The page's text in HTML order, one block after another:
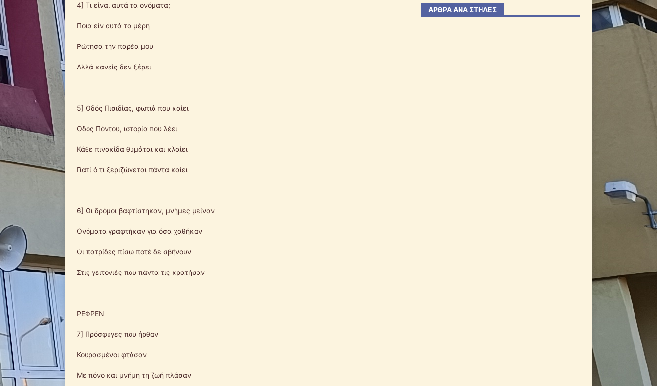
4] Τι είναι αυτά τα ονόματα;
Ποια είν αυτά τα μέρη
Ρώτησα την παρέα μου
Αλλά κανείς δεν ξέρει
5] Οδός Πισιδίας, φωτιά που καίει
Οδός Πόντου, ιστορία που λέει
Κάθε πινακίδα θυμάται και κλαίει
Γιατί ό τι ξεριζώνεται πάντα καίει
6] Οι δρόμοι βαφτίστηκαν, μνήμες μείναν
Ονόματα γραφτήκαν για όσα χαθήκαν
Οι πατρίδες πίσω ποτέ δε σβήνουν
Στις γειτονιές που πάντα τις κρατήσαν
ΡΕΦΡΕΝ
7] Πρόσφυγες που ήρθαν
Κουρασμένοι φτάσαν
Με πόνο και μνήμη τη ζωή πλάσαν
ΆΡΘΡΑ ΑΝΆ ΣΤΉΛΕΣ